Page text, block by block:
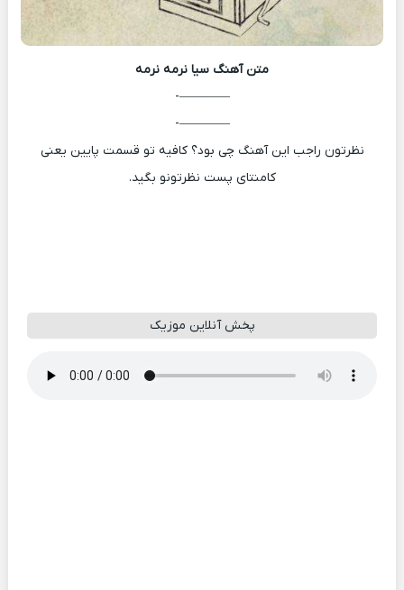
متن آهنگ سیا نرمه نرمه
————-
————-
نظرتون راجب این آهنگ چی بود؟ کافیه تو قسمت پایین یعنی
کامنتای پست نظرتونو بگید.
پخش آنلاین موزیک